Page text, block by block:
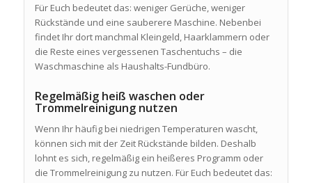
Für Euch bedeutet das: weniger Gerüche, weniger
Rückstände und eine sauberere Maschine. Nebenbei
findet Ihr dort manchmal Kleingeld, Haarklammern oder
die Reste eines vergessenen Taschentuchs – die
Waschmaschine als Haushalts-Fundbüro.
Regelmäßig heiß waschen oder
Trommelreinigung nutzen
Wenn Ihr häufig bei niedrigen Temperaturen wascht,
können sich mit der Zeit Rückstände bilden. Deshalb
lohnt es sich, regelmäßig ein heißeres Programm oder
die Trommelreinigung zu nutzen. Für Euch bedeutet das: